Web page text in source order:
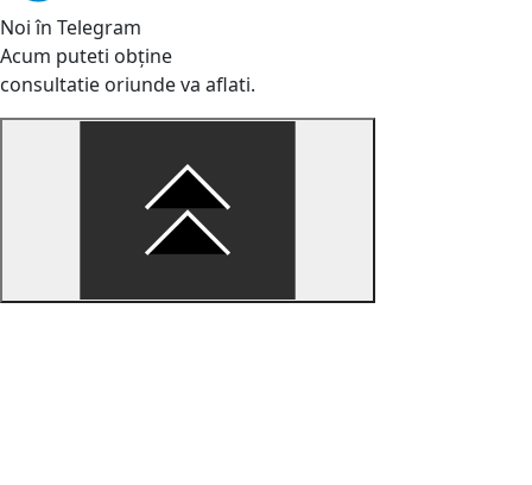
Noi în Telegram
Acum puteti obține
consultatie oriunde va aflati.